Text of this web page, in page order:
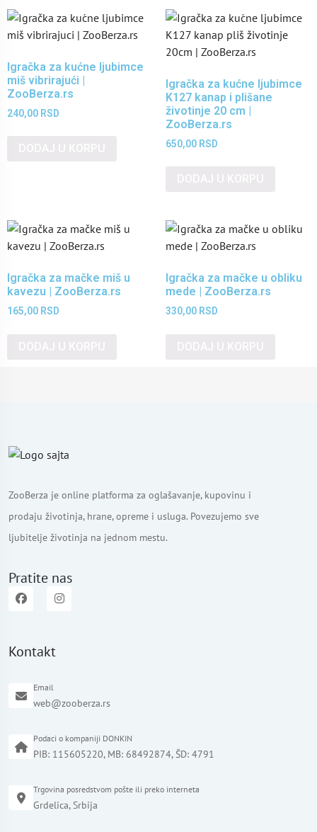
Igračka za kućne ljubimce
miš vibrirajući |
ZooBerza.rs
240,00 RSD
Igračka za kućne ljubimce
K127 kanap i plišane
životinje 20 cm |
ZooBerza.rs
650,00 RSD
Igračka za mačke miš u
kavezu | ZooBerza.rs
165,00 RSD
Igračka za mačke u obliku
mede | ZooBerza.rs
330,00 RSD
ZooBerza je online platforma za oglašavanje, kupovinu i
prodaju životinja, hrane, opreme i usluga. Povezujemo sve
ljubitelje životinja na jednom mestu.
Pratite nas
Kontakt
Email
web@zooberza.rs
Podaci o kompaniji DONKIN
PIB: 115605220, MB: 68492874, ŠD: 4791
Trgovina posredstvom pošte ili preko interneta
Grdelica, Srbija